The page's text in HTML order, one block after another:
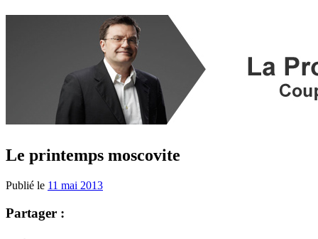
Le printemps moscovite
Publié le 11 mai 2013
Partager :